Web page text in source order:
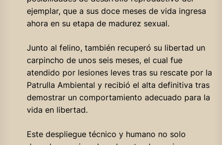
ejemplar, que a sus doce meses de vida ingresa
ahora en su etapa de madurez sexual.
Junto al felino, también recuperó su libertad un
carpincho de unos seis meses, el cual fue
atendido por lesiones leves tras su rescate por la
Patrulla Ambiental y recibió el alta definitiva tras
demostrar un comportamiento adecuado para la
vida en libertad.
Este despliegue técnico y humano no solo